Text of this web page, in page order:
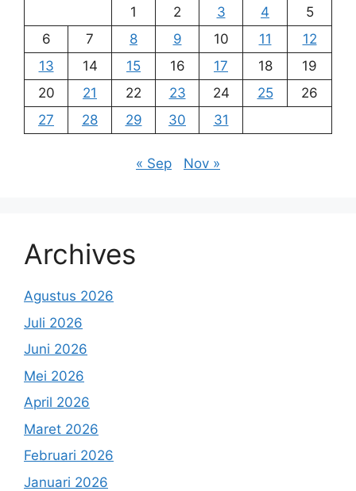
1
2 3 4
5
6
7 8 9 10 11
12
13
14 15 16 17 18
19
20
21 22 23 24 25
26
27
28 29 30 31
« Sep Nov »
Archives
Agustus 2026
Juli 2026
Juni 2026
Mei 2026
April 2026
Maret 2026
Februari 2026
Januari 2026